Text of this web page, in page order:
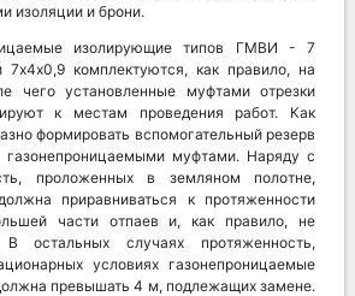
изоляции и брони.
изолирующие типов ГМВИ - 7
7х4х0,9 комплектуются, как правило, на
чего установленные муфтами отрезки
к местам проведения работ. Как
формировать вспомогательный резерв
газонепроницаемыми муфтами. Наряду с
проложенных в земляном полотне,
приравниваться к протяженности
части отпаев и, как правило, не
случаях протяженность,
условиях газонепроницаемые
превышать 4 м, подлежащих замене.